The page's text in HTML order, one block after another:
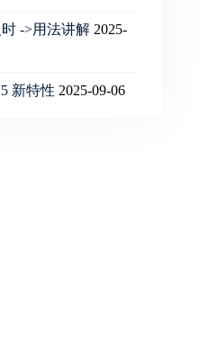
->用法讲解 2025-
新特性 2025-09-06